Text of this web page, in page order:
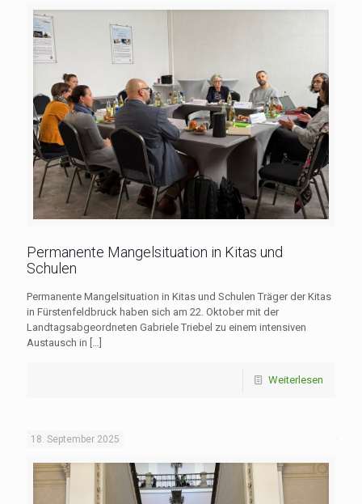
Permanente Mangelsituation in Kitas und
Schulen
Permanente Mangelsituation in Kitas und Schulen Träger der Kitas
in Fürstenfeldbruck haben sich am 22. Oktober mit der
Landtagsabgeordneten Gabriele Triebel zu einem intensiven
Austausch in […]
Weiterlesen
18. September 2025